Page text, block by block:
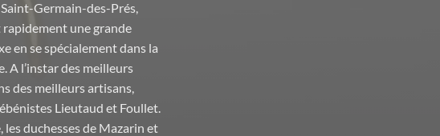
Germain-des-Prés,
une grande
en se spécialement dans la
A l’instar des meilleurs
des meilleurs artisans,
Lieutaud et Foullet.
duchesses de Mazarin et